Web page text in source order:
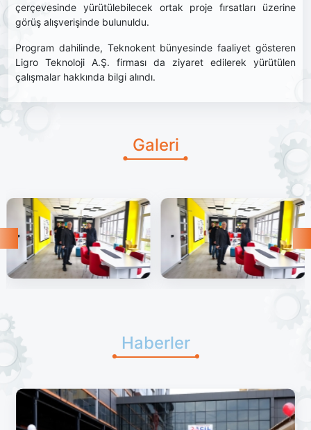
çerçevesinde yürütülebilecek ortak proje fırsatları üzerine
görüş alışverişinde bulunuldu.
Program dahilinde, Teknokent bünyesinde faaliyet gösteren
Ligro Teknoloji A.Ş. firması da ziyaret edilerek yürütülen
çalışmalar hakkında bilgi alındı.
Galeri
Haberler